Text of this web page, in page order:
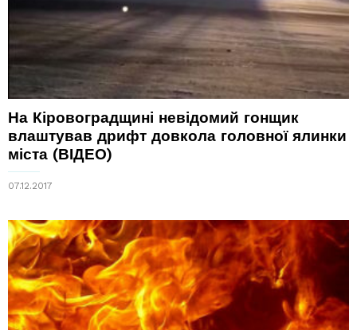
На Кіровоградщині невідомий гонщик
влаштував дрифт довкола головної ялинки
міста (ВІДЕО)
07.12.2017